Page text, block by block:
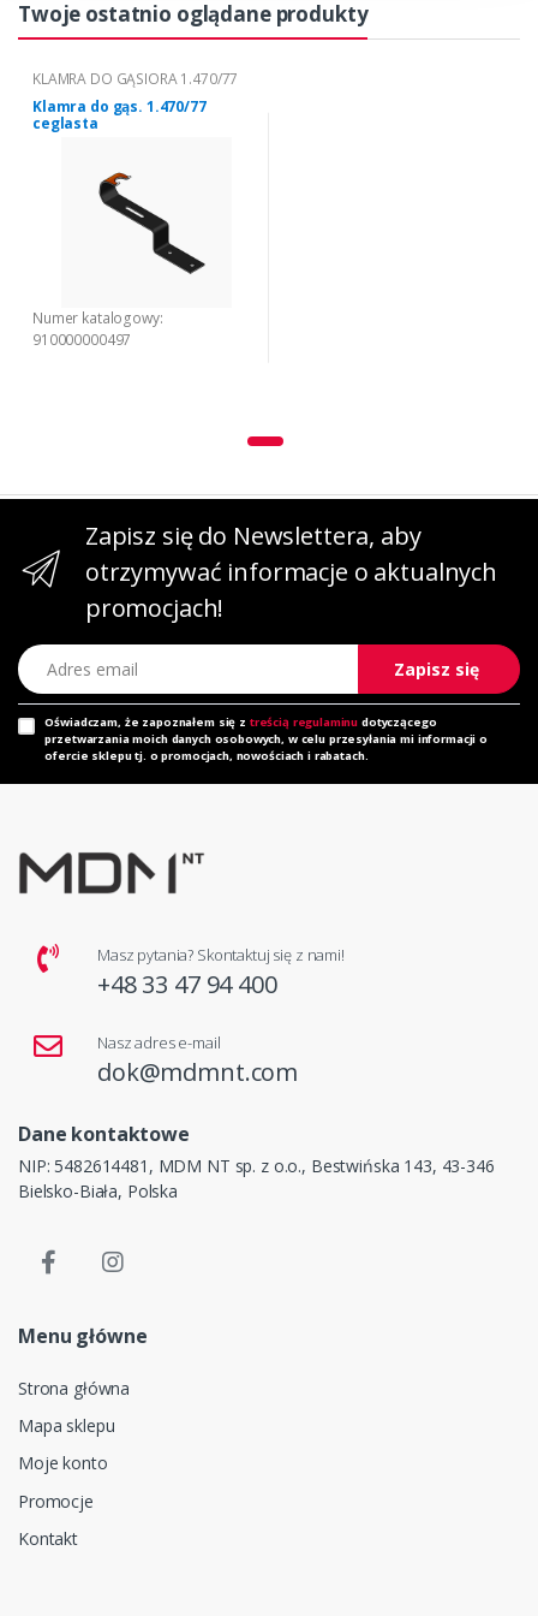
Twoje ostatnio oglądane produkty
KLAMRA DO GĄSIORA 1.470/77
Klamra do gąs. 1.470/77
ceglasta
Numer katalogowy:
910000000497
Zapisz się do Newslettera, aby
otrzymywać informacje o aktualnych
promocjach!
Adres email
Zapisz się
Oświadczam, że zapoznałem się z treścią regulaminu dotyczącego
przetwarzania moich danych osobowych, w celu przesyłania mi informacji o
ofercie sklepu tj. o promocjach, nowościach i rabatach.
Masz pytania? Skontaktuj się z nami!
+48 33 47 94 400
Nasz adres e-mail
dok@mdmnt.com
Dane kontaktowe
NIP: 5482614481, MDM NT sp. z o.o., Bestwińska 143, 43-346
Bielsko-Biała, Polska
Menu główne
Strona główna
Mapa sklepu
Moje konto
Promocje
Kontakt